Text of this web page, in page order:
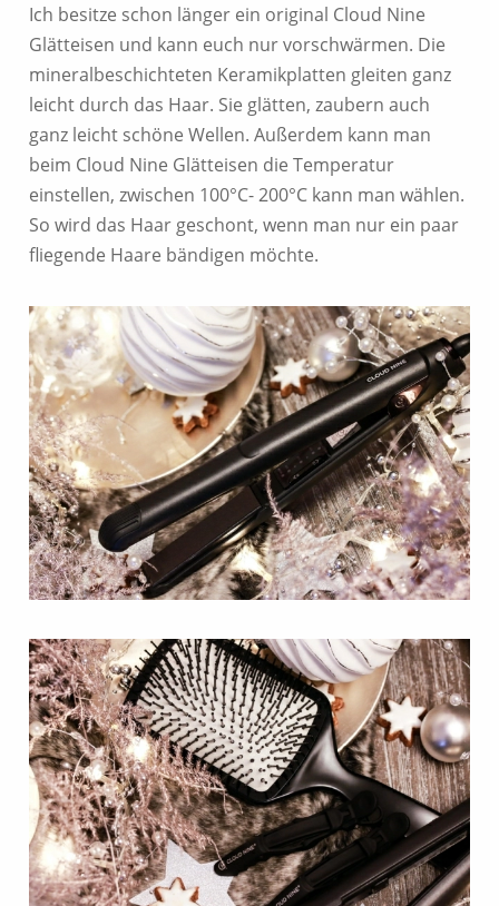
Ich besitze schon länger ein original Cloud Nine
Glätteisen und kann euch nur vorschwärmen. Die
mineralbeschichteten Keramikplatten gleiten ganz
leicht durch das Haar. Sie glätten, zaubern auch
ganz leicht schöne Wellen. Außerdem kann man
beim Cloud Nine Glätteisen die Temperatur
einstellen, zwischen 100°C- 200°C kann man wählen.
So wird das Haar geschont, wenn man nur ein paar
fliegende Haare bändigen möchte.